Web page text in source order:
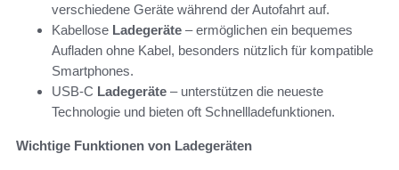
verschiedene Geräte während der Autofahrt auf.
Kabellose Ladegeräte – ermöglichen ein bequemes
Aufladen ohne Kabel, besonders nützlich für kompatible
Smartphones.
USB-C Ladegeräte – unterstützen die neueste
Technologie und bieten oft Schnellladefunktionen.
Wichtige Funktionen von Ladegeräten